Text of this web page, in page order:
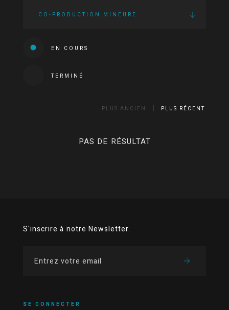
CO-PRODUCTION MINEURE
EN COURS
TERMINÉ
PLUS ANCIEN PLUS RÉCENT
PAS DE RÉSULTAT
S'inscrire à notre Newsletter.
SE CONNECTER